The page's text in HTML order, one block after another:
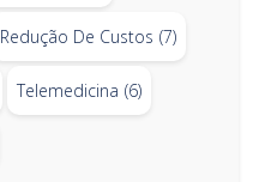
Redução De Custos (7)
Telemedicina (6)